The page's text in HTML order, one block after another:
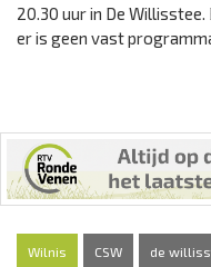
20.30 uur in De
er is geen vast
Wilnis CSW de